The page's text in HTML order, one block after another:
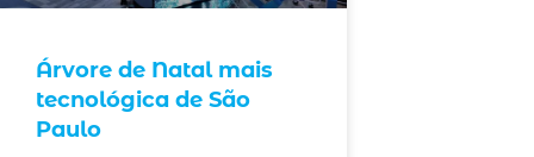
Árvore de Natal mais
tecnológica de São
Paulo